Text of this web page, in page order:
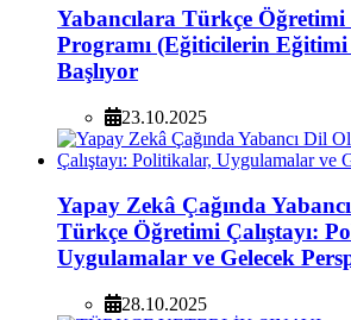
Yabancılara Türkçe
Programı (Eğiticilerin Eğitimi
Başlıyor
23.10.2025
Yapay Zekâ Çağında
Türkçe Öğretimi Çalıştayı:
Uygulamalar ve Gelecek
28.10.2025